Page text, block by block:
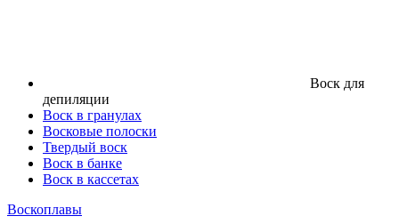
Воск для
депиляции
Воск в гранулах
Восковые полоски
Твердый воск
Воск в банке
Воск в кассетах
Воскоплавы